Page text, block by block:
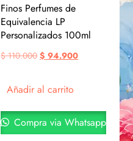
Finos Perfumes de
Equivalencia LP
Personalizados 100ml
$110.000 $ 94.900
Añadir al carrito
Compra via Whatsapp